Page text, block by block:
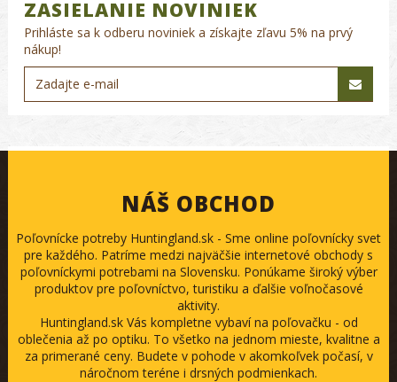
ZASIELANIE NOVINIEK
Prihláste sa k odberu noviniek a získajte zľavu 5% na prvý
nákup!
NÁŠ OBCHOD
Poľovnícke potreby Huntingland.sk - Sme online poľovnícky svet
pre každého. Patríme medzi najväčšie internetové obchody s
poľovníckymi potrebami na Slovensku. Ponúkame široký výber
produktov pre poľovníctvo, turistiku a ďalšie voľnočasové
aktivity.
Huntingland.sk Vás kompletne vybaví na poľovačku - od
oblečenia až po optiku. To všetko na jednom mieste, kvalitne a
za primerané ceny. Budete v pohode v akomkoľvek počasí, v
náročnom teréne i drsných podmienkach.